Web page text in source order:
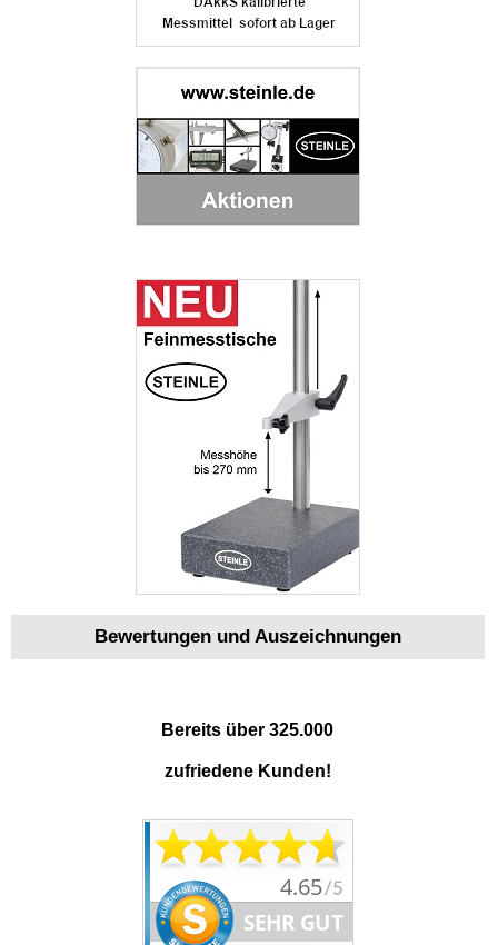
Bewertungen und Auszeichnungen
Bereits über 325.000
zufriedene Kunden!